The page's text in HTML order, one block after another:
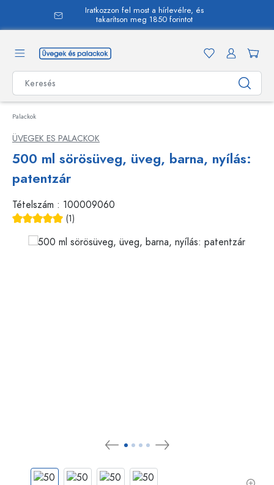
Iratkozzon fel most a hírlevélre, és
takarítson meg 1850 forintot
Palackok
ÜVEGEK ES PALACKOK
500 ml sörösüveg, üveg, barna, nyílás:
patentzár
Tételszám : 100009060
(1)